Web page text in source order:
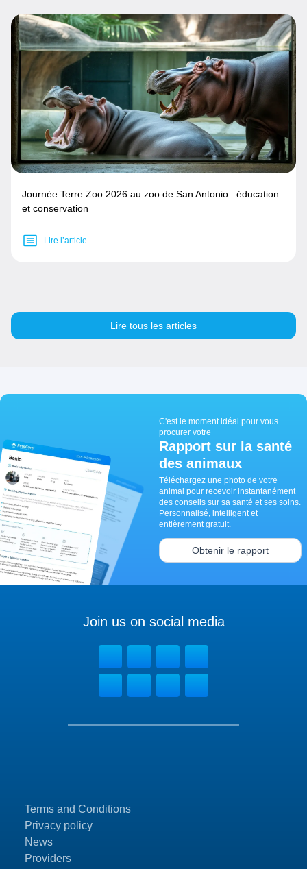
Journée Terre Zoo 2026 au zoo de San Antonio : éducation
et conservation
Lire l’article
Lire tous les articles
C'est le moment idéal pour vous
procurer votre
Rapport sur la santé
des animaux
Téléchargez une photo de votre
animal pour recevoir instantanément
des conseils sur sa santé et ses soins.
Personnalisé, intelligent et
entièrement gratuit.
Obtenir le rapport
Terms and Conditions
Privacy policy
News
Providers
Join us on social media